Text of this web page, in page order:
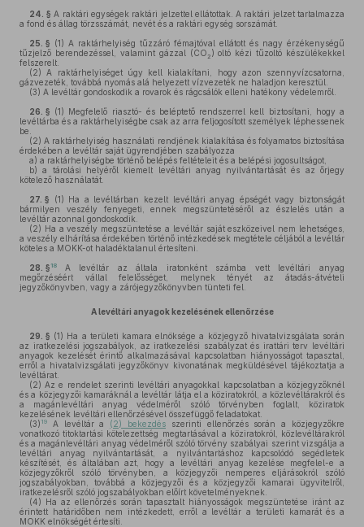
24. § A raktári egységek raktári jelzettel ellátottak. A raktári jelzet tartalmazza
a fond és állag törzsszámát, nevét és a raktári egység sorszámát.
25. § (1) A raktárhelyiség tűzzáró fémajtóval ellátott és nagy érzékenységű
tűzjelző berendezéssel, valamint gázzal (CO2 ) oltó kézi tűzoltó készülékekkel
felszerelt.
(2) A raktárhelyiséget úgy kell kialakítani, hogy azon szennyvízcsatorna,
gázvezeték, továbbá nyomás alá helyezett vízvezeték ne haladjon keresztül.
(3) A levéltár gondoskodik a rovarok és rágcsálók elleni hatékony védelemről.
26. § (1) Megfelelő riasztó- és beléptető rendszerrel kell biztosítani, hogy a
levéltárba és a raktárhelyiségbe csak az arra feljogosított személyek léphessenek
be.
(2) A raktárhelyiség használati rendjének kialakítása és folyamatos biztosítása
érdekében a levéltár saját ügyrendjében szabályozza
a) a raktárhelyiségbe történő belépés feltételeit és a belépési jogosultságot,
b) a tárolási helyéről kiemelt levéltári anyag nyilvántartását és az őrjegy
kötelező használatát.
27. § (1) Ha a levéltárban kezelt levéltári anyag épségét vagy biztonságát
bármilyen veszély fenyegeti, ennek megszüntetéséről az észlelés után a
levéltár azonnal gondoskodik.
(2) Ha a veszély megszüntetése a levéltár saját eszközeivel nem lehetséges,
a veszély elhárítása érdekében történő intézkedések megtétele céljából a levéltár
köteles a MOKK-ot haladéktalanul értesíteni.
28. § 18
A levéltár az általa iratonként számba vett levéltári anyag
megőrzéséért vállal felelősséget, melynek tényét az átadás-átvételi
jegyzőkönyvben, vagy a zárójegyzőkönyvben tünteti fel.
A levéltári anyagok kezelésének ellenőrzése
29. § (1) Ha a területi kamara elnöksége a közjegyző hivatalvizsgálata során
az iratkezelési jogszabályok, az iratkezelési szabályzat és irattári terv levéltári
anyagok kezelését érintő alkalmazásával kapcsolatban hiányosságot tapasztal,
erről a hivatalvizsgálati jegyzőkönyv kivonatának megküldésével tájékoztatja a
levéltárat.
(2) Az e rendelet szerinti levéltári anyagokkal kapcsolatban a közjegyzőknél
és a közjegyzői kamaráknál a levéltár látja el a köziratokról, a közlevéltárakról és
a magánlevéltári anyag védelméről szóló törvényben foglalt, köziratok
kezelésének levéltári ellenőrzésével összefüggő feladatokat.
(3) 19 A levéltár a (2) bekezdés szerinti ellenőrzés során a közjegyzőkre
vonatkozó titoktartási kötelezettség megtartásával a köziratokról, közlevéltárakról
és a magánlevéltári anyag védelméről szóló törvény szabályai szerint vizsgálja a
levéltári anyag nyilvántartását, a nyilvántartáshoz kapcsolódó segédletek
készítését, és általában azt, hogy a levéltári anyag kezelése megfelel-e a
közjegyzőkről szóló törvényben, a közjegyzői nemperes eljárásokról szóló
jogszabályokban, továbbá a közjegyzői és a közjegyzői kamarai ügyvitelről,
iratkezelésről szóló jogszabályokban előírt követelményeknek.
(4) Ha az ellenőrzés során tapasztalt hiányosságok megszüntetése iránt az
érintett határidőben nem intézkedett, erről a levéltár a területi kamarát és a
MOKK elnökségét értesíti.